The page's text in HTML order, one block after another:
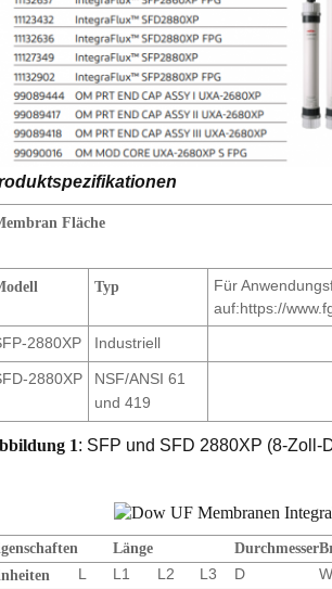
Fläche
Typ
Für
auf:https://
2880XP Industriell
2880XP
NSF/ANSI 61
und 419
1: SFP und SFD 2880XP (8-Zoll-
Länge Durchmesser
L L1 L2 L3 D